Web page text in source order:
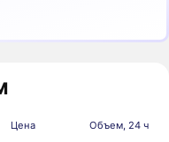
Цена Объем, 24 ч